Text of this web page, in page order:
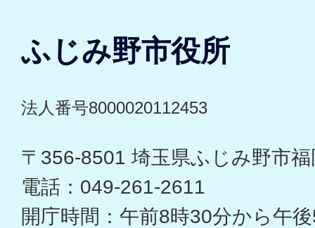
ふじみ野市役所
法人番号8000020112453
〒356-8501 埼玉県ふじみ野市
電話：049-261-2611
開庁時間：午前8時30分から午